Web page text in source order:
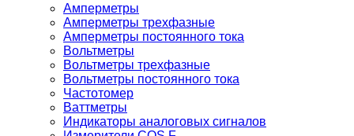
Амперметры
Амперметры трехфазные
Амперметры постоянного тока
Вольтметры
Вольтметры трехфазные
Вольтметры постоянного тока
Частотомер
Ваттметры
Индикаторы аналоговых сигналов